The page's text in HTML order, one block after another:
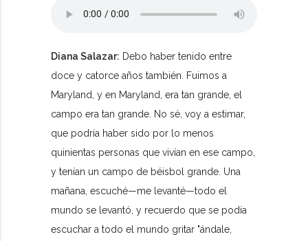
Diana Salazar: Debo haber tenido entre
doce y catorce años también. Fuimos a
Maryland, y en Maryland, era tan grande, el
campo era tan grande. No sé, voy a estimar,
que podría haber sido por lo menos
quinientas personas que vivían en ese campo,
y tenían un campo de béisbol grande. Una
mañana, escuché—me levanté—todo el
mundo se levantó, y recuerdo que se podía
escuchar a todo el mundo gritar "ándale,